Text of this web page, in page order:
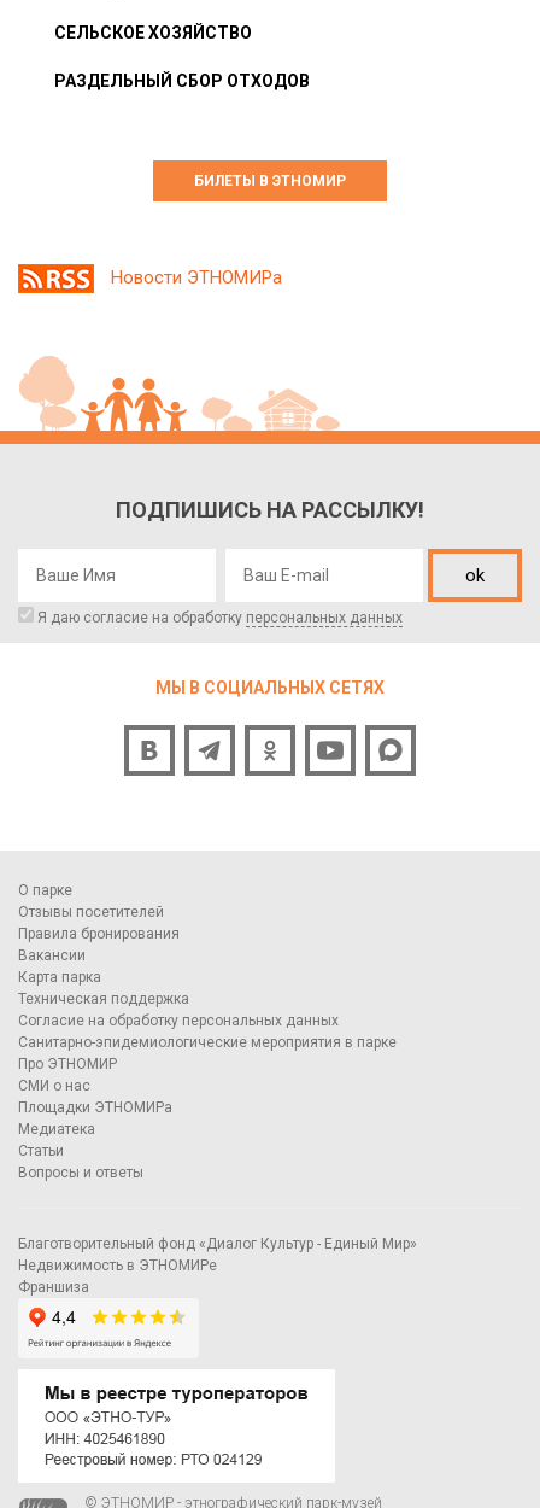
СЕЛЬСКОЕ ХОЗЯЙСТВО
РАЗДЕЛЬНЫЙ СБОР ОТХОДОВ
БИЛЕТЫ В ЭТНОМИР
Новости ЭТНОМИРа
ПОДПИШИСЬ НА РАССЫЛКУ!
ok
Я даю согласие на обработку персональных данных
МЫ В СОЦИАЛЬНЫХ СЕТЯХ
О парке
Отзывы посетителей
Правила бронирования
Вакансии
Карта парка
Техническая поддержка
Согласие на обработку персональных данных
Санитарно-эпидемиологические мероприятия в парке
Про ЭТНОМИР
СМИ о нас
Площадки ЭТНОМИРа
Медиатека
Статьи
Вопросы и ответы
Благотворительный фонд «Диалог Культур - Единый Мир»
Недвижимость в ЭТНОМИРе
Франшиза
© ЭТНОМИР - этнографический парк-музей